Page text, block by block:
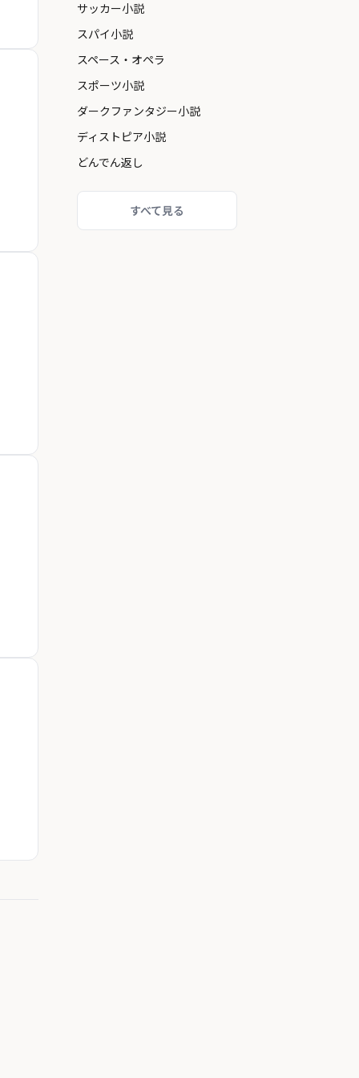
サッカー小説
スパイ小説
スペース・オペラ
スポーツ小説
ダークファンタジー小説
ディストピア小説
どんでん返し
すべて見る